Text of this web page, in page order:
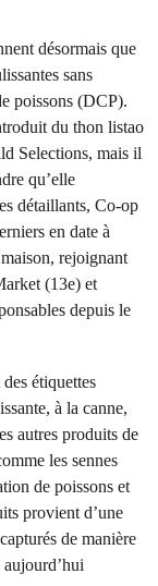
désormais que
sans
poissons (DCP).
du thon listao
Selections, mais il
qu’elle
détaillants, Co-op
en date à
rejoignant
(13e) et
depuis le
étiquettes
à la canne,
autres produits de
les sennes
de poissons et
provient d’une
de manière